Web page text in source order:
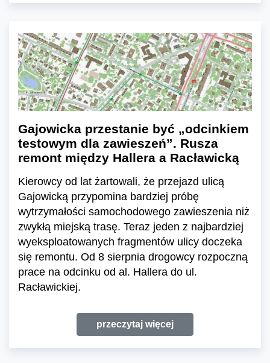
Gajowicka przestanie być „odcinkiem
testowym dla zawieszeń”. Rusza
remont między Hallera a Racławicką
Kierowcy od lat żartowali, że przejazd ulicą
Gajowicką przypomina bardziej próbę
wytrzymałości samochodowego zawieszenia niż
zwykłą miejską trasę. Teraz jeden z najbardziej
wyeksploatowanych fragmentów ulicy doczeka
się remontu. Od 8 sierpnia drogowcy rozpoczną
prace na odcinku od al. Hallera do ul.
Racławickiej.
przeczytaj więcej